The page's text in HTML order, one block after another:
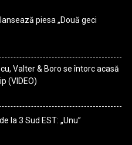
piesa „Două geci
Valter & Boro se întorc acasă
(VIDEO)
la 3 Sud EST: „Unu”